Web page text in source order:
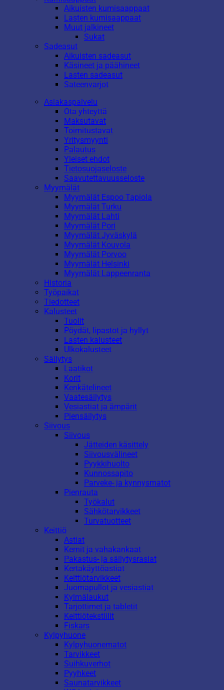
Aikuisten kumisaappaat
Lasten kumisaappaat
Muut jalkineet
Sukat
Sadeasut
Aikuisten sadeasut
Käsineet ja päähineet
Lasten sadeasut
Sateenvarjot
Asiakaspalvelu
Ota yhteyttä
Maksutavat
Toimitustavat
Yritysmyynti
Palautus
Yleiset ehdot
Tietosuojaseloste
Saavutettavuusseloste
Myymälät
Myymälät Espoo Tapiola
Myymälät Turku
Myymälät Lahti
Myymälät Pori
Myymälät Jyväskylä
Myymälät Kouvola
Myymälät Porvoo
Myymälät Helsinki
Myymälät Lappeenranta
Historia
Työpaikat
Tiedotteet
Kalusteet
Tuolit
Pöydät, lipastot ja hyllyt
Lasten kalusteet
Ulkokalusteet
Säilytys
Laatikot
Korit
Kenkätelineet
Vaatesäilytys
Vesiastiat ja ämpärit
Piensäilytys
Siivous
Siivous
Jätteiden käsittely
Siivousvälineet
Pyykkihuolto
Kunnossapito
Parveke- ja kynnysmatot
Pienrauta
Työkalut
Sähkötarvikkeet
Turvatuotteet
Keittiö
Astiat
Kernit ja vahakankaat
Pakastus- ja säilytysrasiat
Kertakäyttöastiat
Keittiötarvikkeet
Juomapullot ja vesiastiat
Kylmälaukut
Tarjottimet ja tabletit
Keittiötekstiilit
Fiskars
Kylpyhuone
Kylpyhuonematot
Tarvikkeet
Suihkuverhot
Pyyhkeet
Saunatarvikkeet